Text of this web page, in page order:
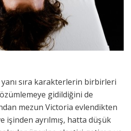
yanı sıra karakterlerin birbirleri
gidildiğini de
mezun Victoria evlendikten
işinden ayrılmış, hatta düşük